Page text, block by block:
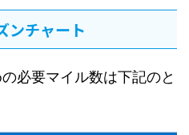
ンチャート
必要マイル数は下記のと